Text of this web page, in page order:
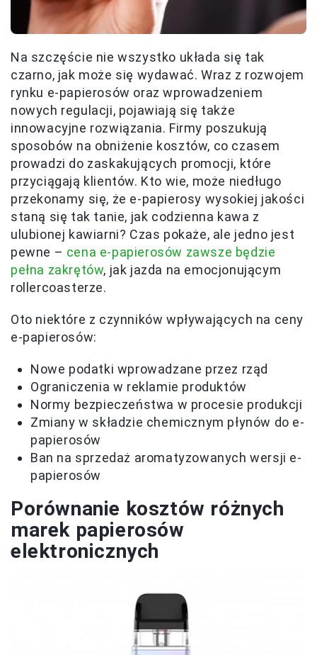
Na szczęście nie wszystko układa się tak
czarno, jak może się wydawać. Wraz z rozwojem
rynku e-papierosów oraz wprowadzeniem
nowych regulacji, pojawiają się także
innowacyjne rozwiązania. Firmy poszukują
sposobów na obniżenie kosztów, co czasem
prowadzi do zaskakujących promocji, które
przyciągają klientów. Kto wie, może niedługo
przekonamy się, że e-papierosy wysokiej jakości
staną się tak tanie, jak codzienna kawa z
ulubionej kawiarni? Czas pokaże, ale jedno jest
pewne – cena e-papierosów zawsze będzie
pełna zakrętów, jak jazda na emocjonującym
rollercoasterze.
Oto niektóre z czynników wpływających na ceny
e-papierosów:
Nowe podatki wprowadzane przez rząd
Ograniczenia w reklamie produktów
Normy bezpieczeństwa w procesie produkcji
Zmiany w składzie chemicznym płynów do e-
papierosów
Ban na sprzedaż aromatyzowanych wersji e-
papierosów
Porównanie kosztów różnych
marek papierosów
elektronicznych